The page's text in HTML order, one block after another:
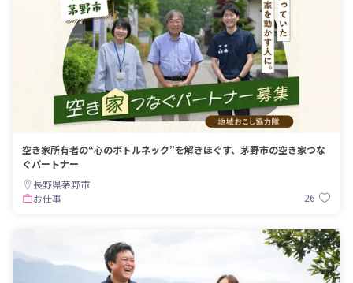
空き家所有者の“心のボトルネック”を解きほぐす、茅野市の空き家つな
ぐパートナー
長野県茅野市
お仕事
26